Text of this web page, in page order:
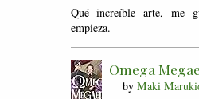
Qué increíble arte, me
empieza.
Omega
by Maki